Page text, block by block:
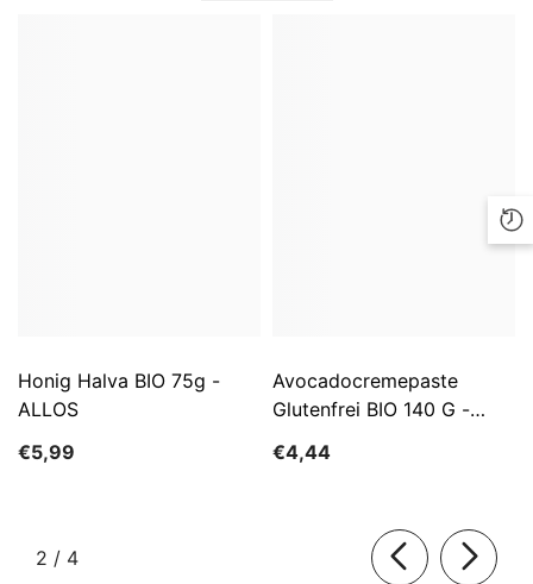
Honig Halva BIO 75g -
ALLOS
€5,99
Avocadocremepaste
Glutenfrei BIO 140 G -
€4,44
2 / von
4